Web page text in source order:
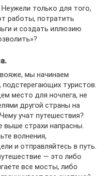
только для того,
работы, потратить
и создать иллюзию
мы начинаем
туристов.
место для ночлега, не
другой страны на
учат путешествия?
выше страхи напрасны.
волнения,
и отправляйтесь в путь.
— это либо
все мосты, либо